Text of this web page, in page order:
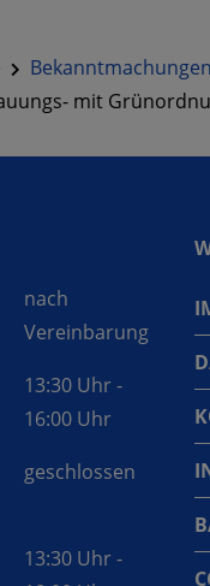
Bekanntmachungen
mit
nach
Vereinbarung
13:30 Uhr -
16:00 Uhr
geschlossen
13:30 Uhr -